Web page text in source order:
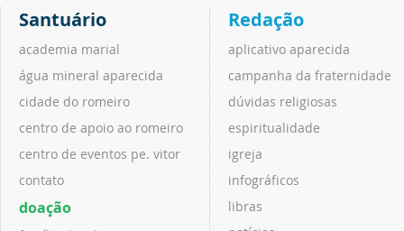
Santuário
academia marial
água mineral aparecida
cidade do romeiro
centro de apoio ao romeiro
centro de eventos pe. vitor
contato
doação
Redação
aplicativo aparecida
campanha da fraternidade
dúvidas religiosas
espiritualidade
igreja
infográficos
libras